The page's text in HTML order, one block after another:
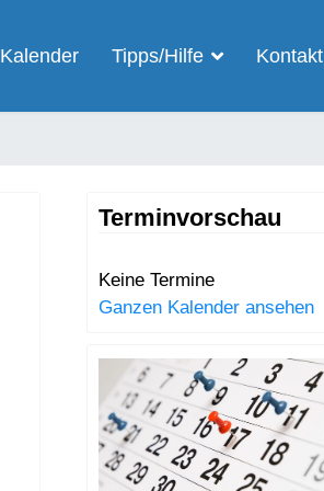
Kalender Tipps/Hilfe Kontakt
Terminvorschau
Keine Termine
Ganzen Kalender ansehen